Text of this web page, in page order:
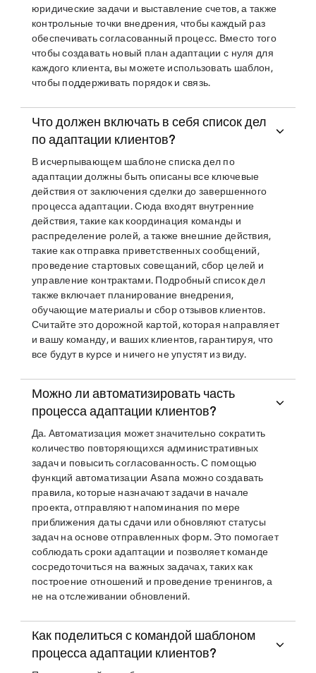
юридические задачи и выставление счетов, а также
контрольные точки внедрения, чтобы каждый раз
обеспечивать согласованный процесс. Вместо того
чтобы создавать новый план адаптации с нуля для
каждого клиента, вы можете использовать шаблон,
чтобы поддерживать порядок и связь.
Что должен включать в себя список дел
по адаптации клиентов?
В исчерпывающем шаблоне списка дел по
адаптации должны быть описаны все ключевые
действия от заключения сделки до завершенного
процесса адаптации. Сюда входят внутренние
действия, такие как координация команды и
распределение ролей, а также внешние действия,
такие как отправка приветственных сообщений,
проведение стартовых совещаний, сбор целей и
управление контрактами. Подробный список дел
также включает планирование внедрения,
обучающие материалы и сбор отзывов клиентов.
Считайте это дорожной картой, которая направляет
и вашу команду, и ваших клиентов, гарантируя, что
все будут в курсе и ничего не упустят из виду.
Можно ли автоматизировать часть
процесса адаптации клиентов?
Да. Автоматизация может значительно сократить
количество повторяющихся административных
задач и повысить согласованность. С помощью
функций автоматизации Asana можно создавать
правила, которые назначают задачи в начале
проекта, отправляют напоминания по мере
приближения даты сдачи или обновляют статусы
задач на основе отправленных форм. Это помогает
соблюдать сроки адаптации и позволяет команде
сосредоточиться на важных задачах, таких как
построение отношений и проведение тренингов, а
не на отслеживании обновлений.
Как поделиться с командой шаблоном
процесса адаптации клиентов?